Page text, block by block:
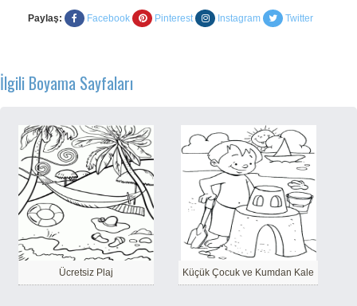
Paylaş: Facebook Pinterest Instagram Twitter
İlgili Boyama Sayfaları
Ücretsiz Plaj Küçük Çocuk ve Kumdan Kale